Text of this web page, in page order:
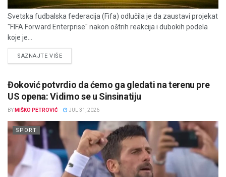
Svetska fudbalska federacija (Fifa) odlučila je da zaustavi projekat
"FIFA Forward Enterprise" nakon oštrih reakcija i dubokih podela
koje je...
SAZNAJTE VIŠEDETAILS
Đoković potvrdio da ćemo ga gledati na terenu pre
US opena: Vidimo se u Sinsinatiju
BY MIŠKO PETROVIĆ JUL 31, 2026
SPORT